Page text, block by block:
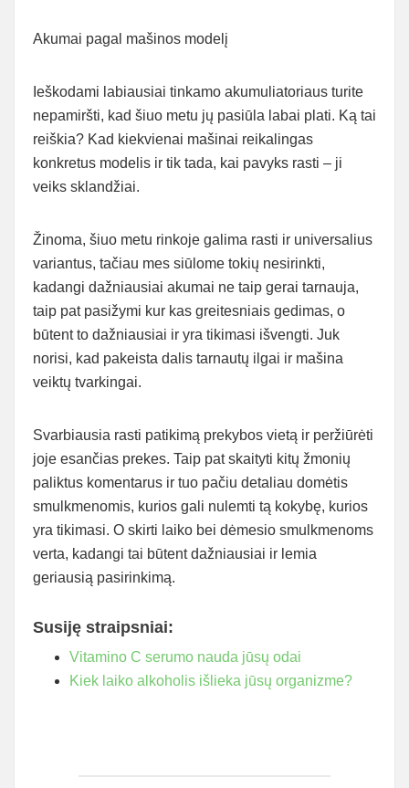
Akumai pagal mašinos modelį
Ieškodami labiausiai tinkamo akumuliatoriaus turite
nepamiršti, kad šiuo metu jų pasiūla labai plati. Ką tai
reiškia? Kad kiekvienai mašinai reikalingas
konkretus modelis ir tik tada, kai pavyks rasti – ji
veiks sklandžiai.
Žinoma, šiuo metu rinkoje galima rasti ir universalius
variantus, tačiau mes siūlome tokių nesirinkti,
kadangi dažniausiai akumai ne taip gerai tarnauja,
taip pat pasižymi kur kas greitesniais gedimas, o
būtent to dažniausiai ir yra tikimasi išvengti. Juk
norisi, kad pakeista dalis tarnautų ilgai ir mašina
veiktų tvarkingai.
Svarbiausia rasti patikimą prekybos vietą ir peržiūrėti
joje esančias prekes. Taip pat skaityti kitų žmonių
paliktus komentarus ir tuo pačiu detaliau domėtis
smulkmenomis, kurios gali nulemti tą kokybę, kurios
yra tikimasi. O skirti laiko bei dėmesio smulkmenoms
verta, kadangi tai būtent dažniausiai ir lemia
geriausią pasirinkimą.
Susiję straipsniai:
Vitamino C serumo nauda jūsų odai
Kiek laiko alkoholis išlieka jūsų organizme?